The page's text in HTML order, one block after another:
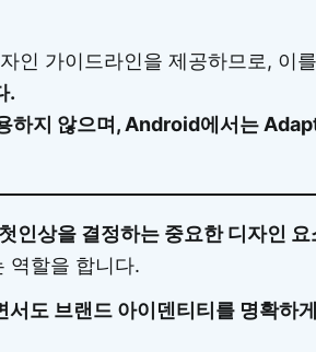
인 가이드라인을 제공하므로, 이
.
하지 않으며, Android에서는
인상을 결정하는 중요한 디자인 요
역할을 합니다.
도 브랜드 아이덴티티를 명확하